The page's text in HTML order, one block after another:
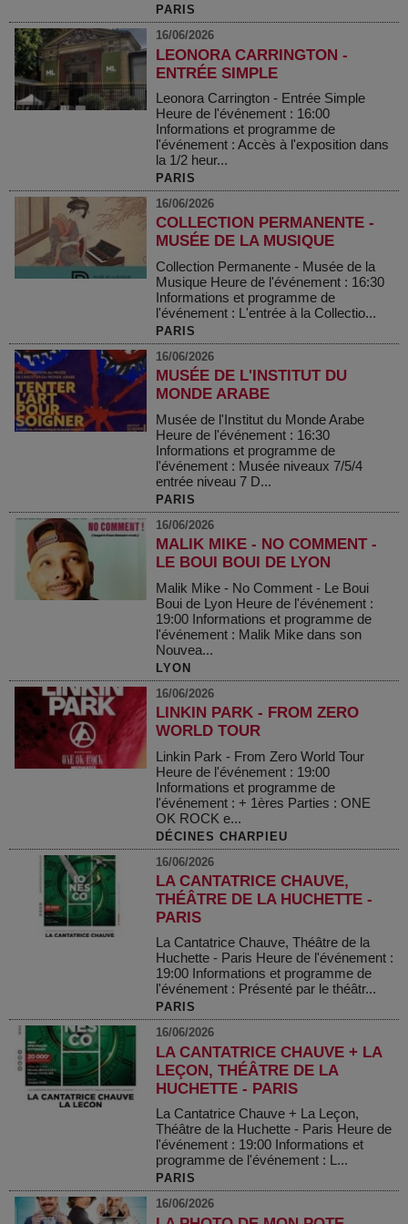
PARIS
16/06/2026
LEONORA CARRINGTON -
ENTRÉE SIMPLE
Leonora Carrington - Entrée Simple
Heure de l'événement : 16:00
Informations et programme de
l'événement : Accès à l'exposition dans
la 1/2 heur...
PARIS
16/06/2026
COLLECTION PERMANENTE -
MUSÉE DE LA MUSIQUE
Collection Permanente - Musée de la
Musique Heure de l'événement : 16:30
Informations et programme de
l'événement : L'entrée à la Collectio...
PARIS
16/06/2026
MUSÉE DE L'INSTITUT DU
MONDE ARABE
Musée de l'Institut du Monde Arabe
Heure de l'événement : 16:30
Informations et programme de
l'événement : Musée niveaux 7/5/4
entrée niveau 7 D...
PARIS
16/06/2026
MALIK MIKE - NO COMMENT -
LE BOUI BOUI DE LYON
Malik Mike - No Comment - Le Boui
Boui de Lyon Heure de l'événement :
19:00 Informations et programme de
l'événement : Malik Mike dans son
Nouvea...
LYON
16/06/2026
LINKIN PARK - FROM ZERO
WORLD TOUR
Linkin Park - From Zero World Tour
Heure de l'événement : 19:00
Informations et programme de
l'événement : + 1ères Parties : ONE
OK ROCK e...
DÉCINES CHARPIEU
16/06/2026
LA CANTATRICE CHAUVE,
THÉÂTRE DE LA HUCHETTE -
PARIS
La Cantatrice Chauve, Théâtre de la
Huchette - Paris Heure de l'événement :
19:00 Informations et programme de
l'événement : Présenté par le théâtr...
PARIS
16/06/2026
LA CANTATRICE CHAUVE + LA
LEÇON, THÉÂTRE DE LA
HUCHETTE - PARIS
La Cantatrice Chauve + La Leçon,
Théâtre de la Huchette - Paris Heure de
l'événement : 19:00 Informations et
programme de l'événement : L...
PARIS
16/06/2026